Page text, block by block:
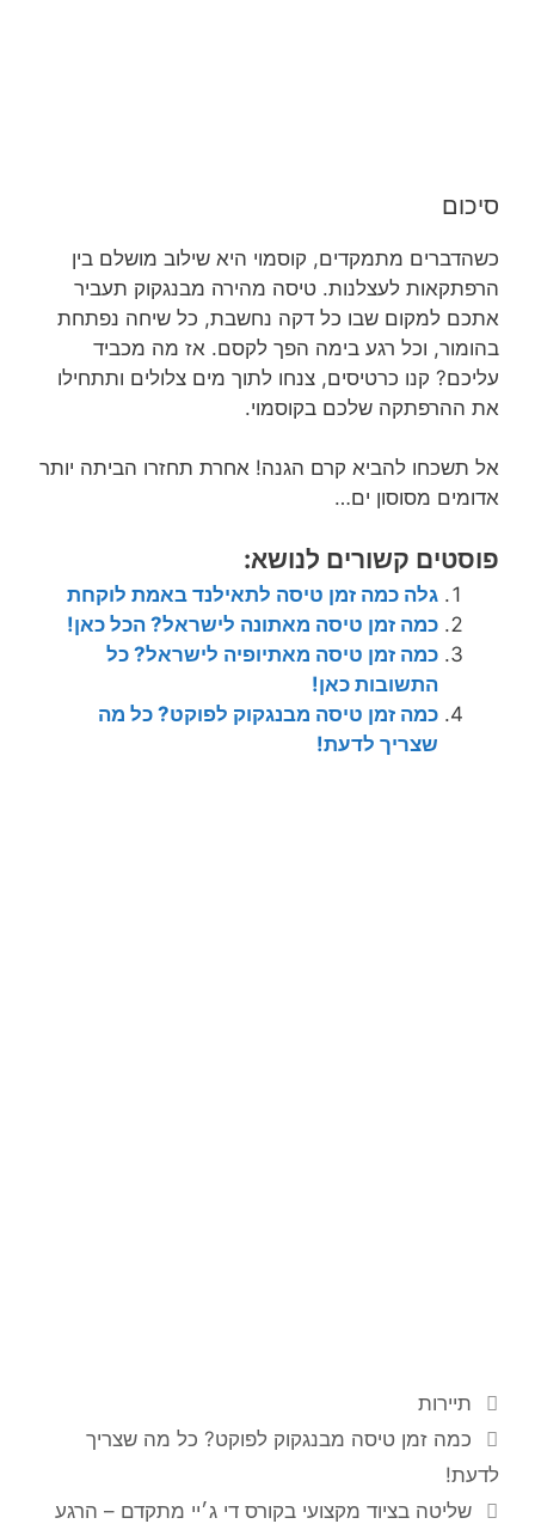
סיכום
כשהדברים מתמקדים, קוסמוי היא שילוב מושלם בין
הרפתקאות לעצלנות. טיסה מהירה מבנגקוק תעביר
אתכם למקום שבו כל דקה נחשבת, כל שיחה נפתחת
בהומור, וכל רגע בימה הפך לקסם. אז מה מכביד
עליכם? קנו כרטיסים, צנחו לתוך מים צלולים ותתחילו
את ההרפתקה שלכם בקוסמוי.
אל תשכחו להביא קרם הגנה! אחרת תחזרו הביתה יותר
אדומים מסוסון ים…
פוסטים קשורים לנושא:
גלה כמה זמן טיסה לתאילנד באמת לוקחת
כמה זמן טיסה מאתונה לישראל? הכל כאן!
כמה זמן טיסה מאתיופיה לישראל? כל
התשובות כאן!
כמה זמן טיסה מבנגקוק לפוקט? כל מה
שצריך לדעת!
תיירות
כמה זמן טיסה מבנגקוק לפוקט? כל מה שצריך
לדעת!
שליטה בציוד מקצועי בקורס די ג׳יי מתקדם – הרגע